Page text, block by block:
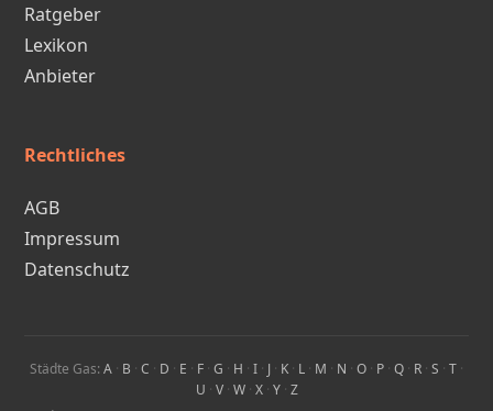
Ratgeber
Lexikon
Anbieter
Rechtliches
AGB
Impressum
Datenschutz
Städte Gas: A · B · C · D · E · F · G · H · I · J · K · L · M · N · O · P · Q · R · S · T ·
U · V· W· X· Y· Z